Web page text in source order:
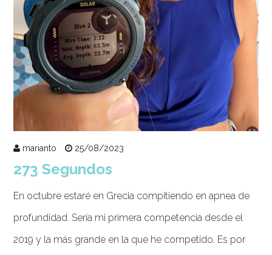
marianto 25/08/2023
273 Segundos
En octubre estaré en Grecia compitiendo en apnea de
profundidad. Sería mi primera competencia desde el
2019 y la más grande en la que he competido. Es por